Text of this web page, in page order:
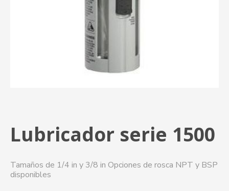
Lubricador serie 1500
Tamaños de 1/4 in y 3/8 in Opciones de rosca NPT y BSP
disponibles